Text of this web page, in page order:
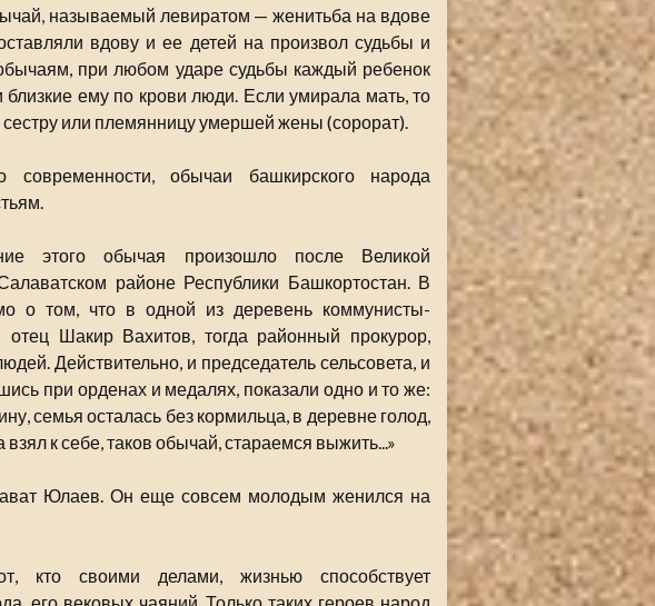
называемый левиратом — женитьба на вдове
вдову и ее детей на произвол судьбы и
при любом ударе судьбы каждый ребенок
ему по крови люди. Если умирала мать, то
или племянницу умершей жены (сорорат).
обычаи башкирского народа
этого обычая произошло после Великой
районе Республики Башкортостан. В
о том, что в одной из деревень коммунисты-
отец Шакир Вахитов, тогда районный прокурор,
Действительно, и председатель сельсовета, и
при орденах и медалях, показали одно и то же:
семья осталась без кормильца, в деревне голод,
к себе, таков обычай, стараемся выжить...»
Юлаев. Он еще совсем молодым женился на
кто своими делами, жизнью способствует